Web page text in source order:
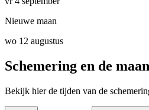
Nieuwe maan
wo 12 augustus
Schemering en de
Bekijk hier de tijden van de